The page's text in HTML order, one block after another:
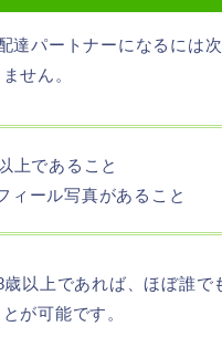
達パートナーになるには
せん。
上であること
ィール写真があること
歳以上であれば、ほぼ誰で
が可能です。